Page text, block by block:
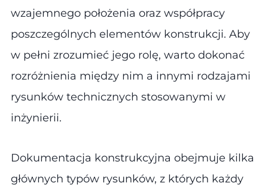
wzajemnego położenia oraz współpracy
poszczególnych elementów konstrukcji. Aby
w pełni zrozumieć jego rolę, warto dokonać
rozróżnienia między nim a innymi rodzajami
rysunków technicznych stosowanymi w
inżynierii.
Dokumentacja konstrukcyjna obejmuje kilka
głównych typów rysunków, z których każdy